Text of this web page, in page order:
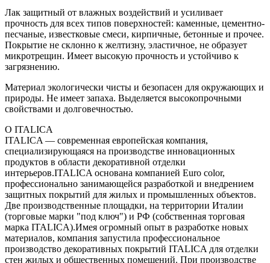
Лак защитный от влажных воздействий и усиливает
прочность для всех типов поверхностей: каменные, цементно-
песчаные, известковые смеси, кирпичные, бетонные и прочее.
Покрытие не склонно к желтизну, эластичное, не образует
микротрещин. Имеет высокую прочность и устойчиво к
загрязнению.
Материал экологически чисты и безопасен для окружающих и
природы. Не имеет запаха. Выделяется высокопрочными
свойствами и долговечностью.
О ITALICA
ITALICA — современная европейская компания,
специализирующаяся на производстве инновационных
продуктов в области декоративной отделки
интерьеров.ITALICA основана компанией Euro color,
профессионально занимающейся разработкой и внедрением
защитных покрытий для жилых и промышленных объектов.
Две производственные площадки, на территории Италии
(торговые марки "под ключ") и РФ (собственная торговая
марка ITALICA).Имея огромный опыт в разработке новых
материалов, компания запустила профессиональное
производство декоративных покрытий ITALICA для отделки
стен жилых и общественных помещений. При производстве